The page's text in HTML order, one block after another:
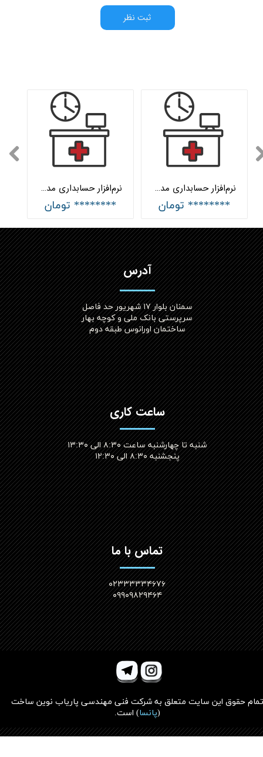
ثبت نظر
نرم‌افزار حسابداری مدیریت مطب ساده هلو APEX
******** تومان
نرم‌افزار حسابداری مدیریت مطب شبکه هلو APEX
******** تومان
آدرس
سمنان بلوار ۱۷ شهریور حد فاصل
سرپرستی بانک ملی و کوچه بهار
ساختمان اورانوس طبقه دوم
ساعت کاری
شنبه تا چهارشنبه ساعت ۸:۳۰ الی ۱۳:۳۰
پنجشنبه ۸:۳۰ الی ۱۲:۳۰​​​​​​​
تماس با ما
۰۲۳۳۳۳۳۴۶۷۶
۰۹۹۰۹۸۲۹۴۶۴
تمام حقوق این سایت متعلق به شرکت فنی مهندسی پاریاب نوین ساخت
(پانسا) است.